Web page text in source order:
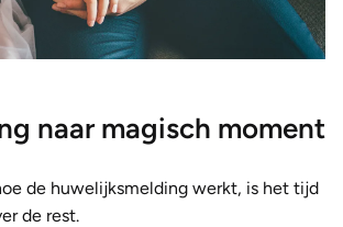
naar magisch moment
de huwelijksmelding werkt, is het tijd
de rest.